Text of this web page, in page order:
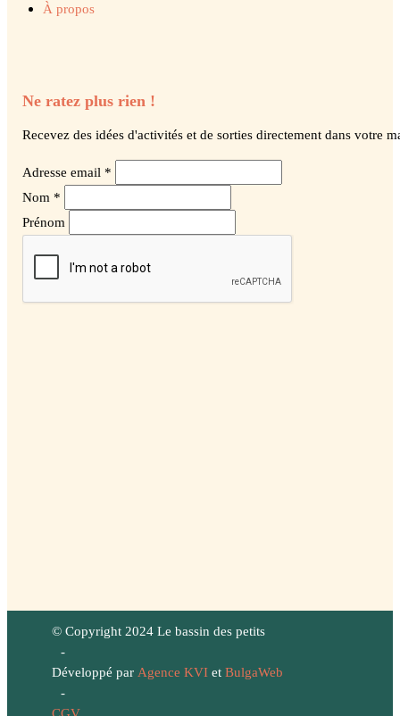
À propos
Ne ratez plus rien !
Recevez des idées d'activités et de sorties directement dans votre
Adresse email *
Nom *
Prénom
© Copyright 2024 Le bassin des petits
-
Développé par Agence KVIet BulgaWeb
-
CGV